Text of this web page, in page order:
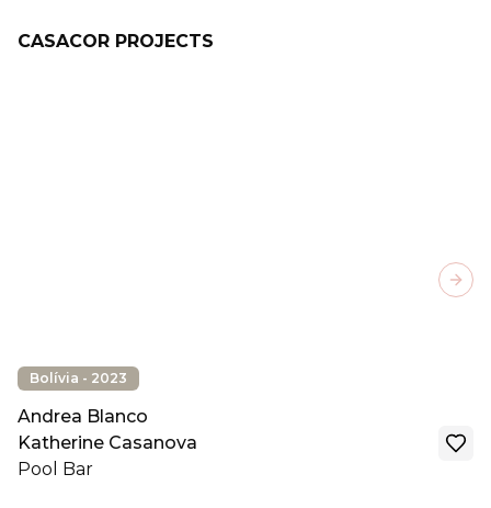
CASACOR PROJECTS
Bolívia - 2023
Andrea Blanco
Katherine Casanova
Pool Bar